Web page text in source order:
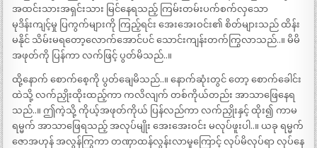
အထင်းသားအရှင်းသား မြင်နေရသည့် ကြမ်းတမ်းပက်စက်လှသော
မုဒိန်းကျင့်မှု ပြကွက်များကို ကြည့်ရင်း အေးအေးဝင်း၏ စိတ်များသည် ထိန်း
မနိုင် သိမ်းမရတော့လောက်အောင်ပင် သောင်းကျန်းတက်ကြွလာသည်..။ မိမိ
အဖုတ်ကို ပြန်ကာ လက်ဖြင့် ပွတ်မိသည်..။
ထို့နောက် စောက်စေ့ကို ပွတ်ချေမိသည်..။ နောက်ဆုံးတွင် တော့ စောက်ခေါင်း
ထဲသို့ လက်ညှိုးထိုးထည့်ကာ ကလိလျက် တစ်ကိုယ်တည်း အာသာဖြေနေရ
သည်..။ ဤကဲ့သို့ ကိုယ့်အဖုတ်ကိုယ် ပြန်လည်ကာ လက်ညှိုးနှင့် ထိုး၍ ကာမ
ရမ္မက် အာသာဖြေရသည့် အလုပ်မျိုး အေးအေးဝင်း မလုပ်ဖူးပါ..။ ယခု ရမ္မက်
ဇောအဟုန် အလွန်ကြွကာ တဏှာထန်လွန်းလာမှုကြောင့် လုပ်မိလုပ်ရာ လုပ်နေ